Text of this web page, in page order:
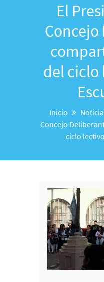
El
del ciclo
Inicio
Concejo
ciclo